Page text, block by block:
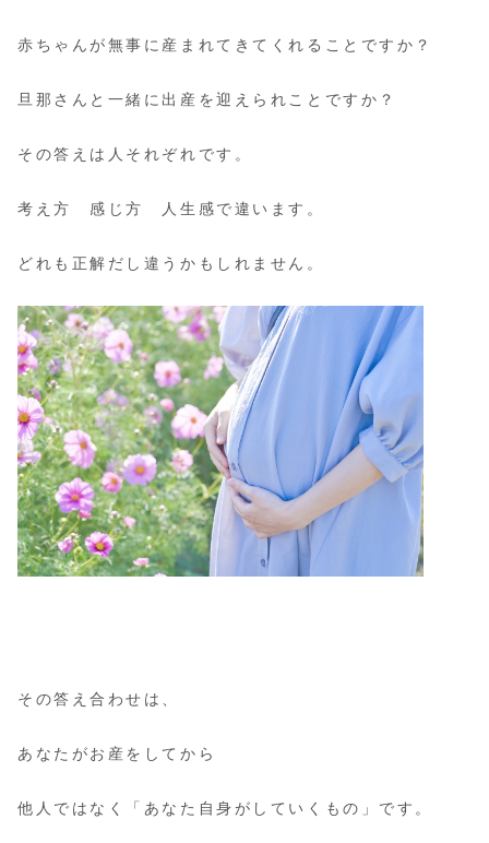
赤ちゃんが無事に産まれてきてくれることですか？
旦那さんと一緒に出産を迎えられことですか？
その答えは人それぞれです。
考え方 感じ方 人生感で違います。
どれも正解だし違うかもしれません。
その答え合わせは、
あなたがお産をしてから
他人ではなく「あなた自身がしていくもの」です。